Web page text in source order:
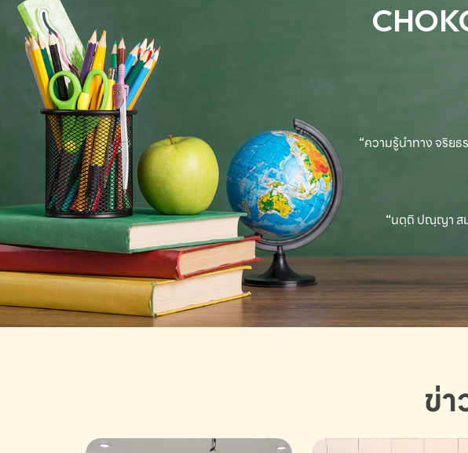
“ความรู้นำทาง จริยธ
“นตฺถิ ปณฺญา ส
ข่า